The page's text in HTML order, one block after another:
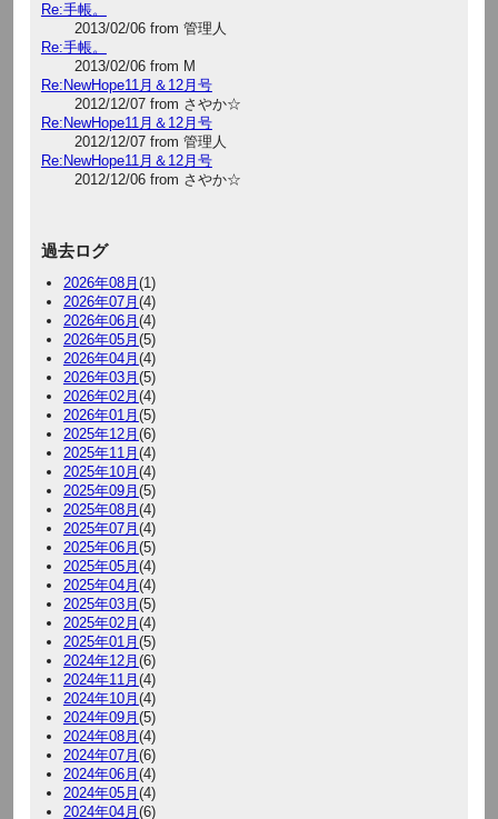
Re:手帳。
2013/02/06 from 管理人
Re:手帳。
2013/02/06 from M
Re:NewHope11月＆12月号
2012/12/07 from さやか☆
Re:NewHope11月＆12月号
2012/12/07 from 管理人
Re:NewHope11月＆12月号
2012/12/06 from さやか☆
過去ログ
2026年08月 (1)
2026年07月 (4)
2026年06月 (4)
2026年05月 (5)
2026年04月 (4)
2026年03月 (5)
2026年02月 (4)
2026年01月 (5)
2025年12月 (6)
2025年11月 (4)
2025年10月 (4)
2025年09月 (5)
2025年08月 (4)
2025年07月 (4)
2025年06月 (5)
2025年05月 (4)
2025年04月 (4)
2025年03月 (5)
2025年02月 (4)
2025年01月 (5)
2024年12月 (6)
2024年11月 (4)
2024年10月 (4)
2024年09月 (5)
2024年08月 (4)
2024年07月 (6)
2024年06月 (4)
2024年05月 (4)
2024年04月 (6)